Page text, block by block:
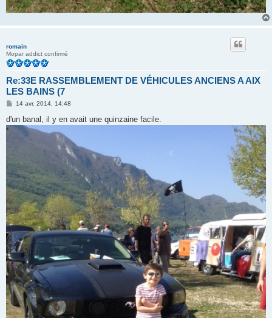
romain
Mopar addict confirmé
Re:33E RASSEMBLEMENT DE VÉHICULES ANCIENS A AIX
LES BAINS (7
M
s
s
14 avr. 2014, 14:48
d'un banal, il y en avait une quinzaine facile.